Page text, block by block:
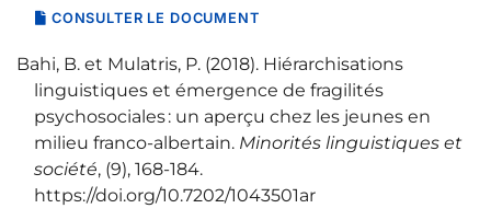
CONSULTER LE DOCUMENT
Bahi, B. et Mulatris, P. (2018). Hiérarchisations
linguistiques et émergence de fragilités
psychosociales : un aperçu chez les jeunes en
milieu franco-albertain. Minorités linguistiques et
société, (9), 168‑184.
https://doi.org/10.7202/1043501ar